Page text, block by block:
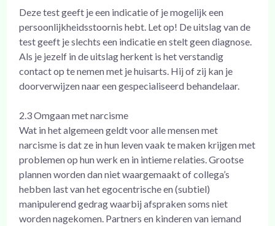
Deze test geeft je een indicatie of je mogelijk een
persoonlijkheidsstoornis hebt. Let op! De uitslag van de
test geeft je slechts een indicatie en stelt geen diagnose.
Als je jezelf in de uitslag herkent is het verstandig
contact op te nemen met je huisarts. Hij of zij kan je
doorverwijzen naar een gespecialiseerd behandelaar.
2.3 Omgaan met narcisme
Wat in het algemeen geldt voor alle mensen met
narcisme is dat ze in hun leven vaak te maken krijgen met
problemen op hun werk en in intieme relaties. Grootse
plannen worden dan niet waargemaakt of collega’s
hebben last van het egocentrische en (subtiel)
manipulerend gedrag waarbij afspraken soms niet
worden nagekomen. Partners en kinderen van iemand